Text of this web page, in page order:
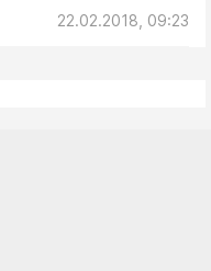
22.02.2018, 09:23